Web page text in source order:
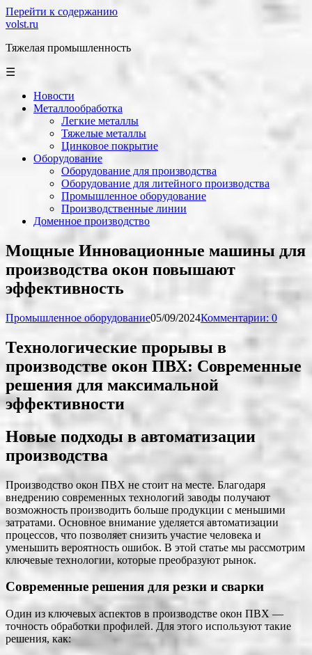
Перейти к содержанию
volst.ru
Тяжелая промышленность
☰
Новости
Металлообработка
Легкие металлы
Тяжелые металлы
Цинковое покрытие
Оборудование
Оборудование для производства
Оборудование для литейного производства
Промышленное оборудование
Производственные линии
Доменное производство
Мощные Инновационные машины для
производства окон повышают
эффективность
Промышленное оборудование05/09/2024Комментарии: 0
Технологические прорывы в
производстве окон ПВХ: Современные
решения для максимальной
эффективности
Новые подходы в автоматизации
производства
Производство окон ПВХ не стоит на месте. Благодаря
внедрению современных технологий заводы получают
возможность производить больше продукции с меньшими
затратами. Основное внимание уделяется автоматизации
процессов, что позволяет снизить участие человека и
уменьшить вероятность ошибок. В этой статье мы рассмотрим
ключевые технологии, которые преобразуют рынок.
Современные решения для резки и сварки
Один из ключевых аспектов в производстве окон ПВХ —
точность обработки профилей. Для этого используют такие
решения, как: